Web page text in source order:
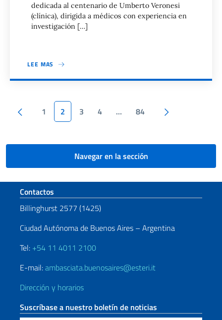
dedicada al centenario de Umberto Veronesi
(clínica), dirigida a médicos con experiencia en
investigación […]
LEE MAS
Paginación
Pagina anterior
1 2 3 4 … 84
Navegar en la sección
Sezione footer
Contactos
Billinghurst 2577 (1425)
Ciudad Autónoma de Buenos Aires – Argentina
Tel: +54 11 4011 2100
E-mail:ambasciata.buenosaires@esteri.it
Dirección y horarios
Suscríbase a nuestro boletín de noticias